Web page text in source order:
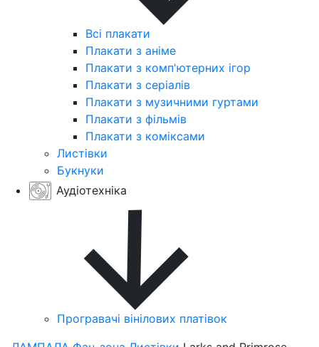
Всі плакати
Плакати з аніме
Плакати з комп'ютерних ігор
Плакати з серіалів
Плакати з музичними гуртами
Плакати з фільмів
Плакати з коміксами
Листівки
Букнуки
Аудіотехніка
Програвачі вінілових платівок